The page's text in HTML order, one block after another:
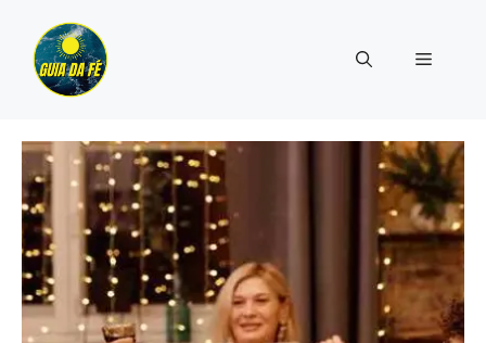
para
conteúdo
Menu